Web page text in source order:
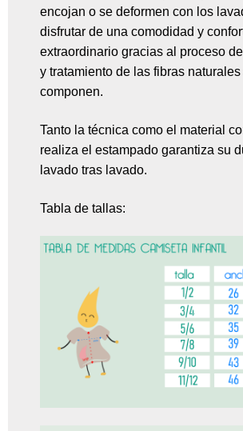
encojan o se deformen con los
disfrutar de una comodidad y
extraordinario gracias al proceso
y tratamiento de las fibras
componen.
Tanto la técnica como el material
realiza el estampado garantiza su
lavado tras lavado.
Tabla de tallas: